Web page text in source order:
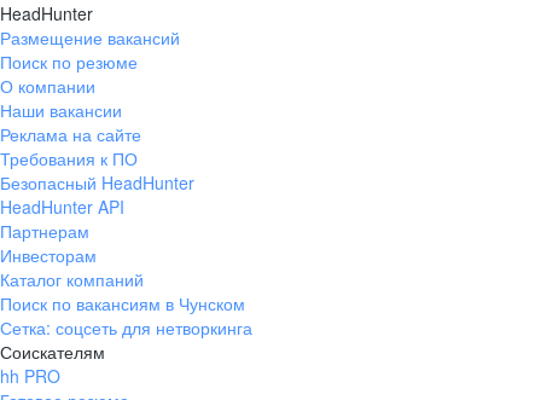
HeadHunter
Размещение вакансий
Поиск по резюме
О компании
Наши вакансии
Реклама на сайте
Требования к ПО
Безопасный HeadHunter
HeadHunter API
Партнерам
Инвесторам
Каталог компаний
Поиск по вакансиям в Чунском
Сетка: соцсеть для нетворкинга
Соискателям
hh PRO